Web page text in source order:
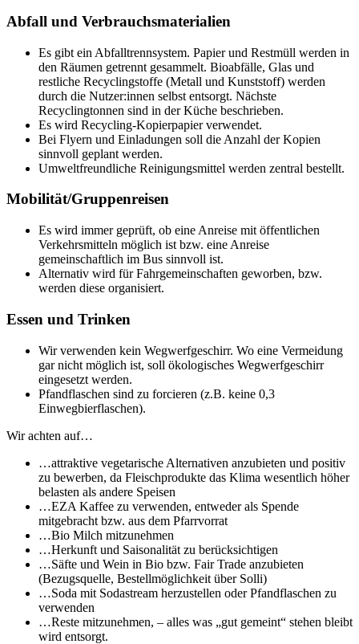
Abfall und Verbrauchsmaterialien
Es gibt ein Abfalltrennsystem. Papier und Restmüll werden in
den Räumen getrennt gesammelt. Bioabfälle, Glas und
restliche Recyclingstoffe (Metall und Kunststoff) werden
durch die Nutzer:innen selbst entsorgt. Nächste
Recyclingtonnen sind in der Küche beschrieben.
Es wird Recycling-Kopierpapier verwendet.
Bei Flyern und Einladungen soll die Anzahl der Kopien
sinnvoll geplant werden.
Umweltfreundliche Reinigungsmittel werden zentral bestellt.
Mobilität/Gruppenreisen
Es wird immer geprüft, ob eine Anreise mit öffentlichen
Verkehrsmitteln möglich ist bzw. eine Anreise
gemeinschaftlich im Bus sinnvoll ist.
Alternativ wird für Fahrgemeinschaften geworben, bzw.
werden diese organisiert.
Essen und Trinken
Wir verwenden kein Wegwerfgeschirr. Wo eine Vermeidung
gar nicht möglich ist, soll ökologisches Wegwerfgeschirr
eingesetzt werden.
Pfandflaschen sind zu forcieren (z.B. keine 0,3
Einwegbierflaschen).
Wir achten auf…
…attraktive vegetarische Alternativen anzubieten und positiv
zu bewerben, da Fleischprodukte das Klima wesentlich höher
belasten als andere Speisen
…EZA Kaffee zu verwenden, entweder als Spende
mitgebracht bzw. aus dem Pfarrvorrat
…Bio Milch mitzunehmen
…Herkunft und Saisonalität zu berücksichtigen
…Säfte und Wein in Bio bzw. Fair Trade anzubieten
(Bezugsquelle, Bestellmöglichkeit über Solli)
…Soda mit Sodastream herzustellen oder Pfandflaschen zu
verwenden
…Reste mitzunehmen, – alles was „gut gemeint“ stehen bleibt
wird entsorgt.